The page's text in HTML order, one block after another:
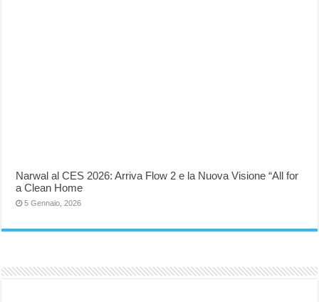
Narwal al CES 2026: Arriva Flow 2 e la Nuova Visione “All for
a Clean Home
5 Gennaio, 2026